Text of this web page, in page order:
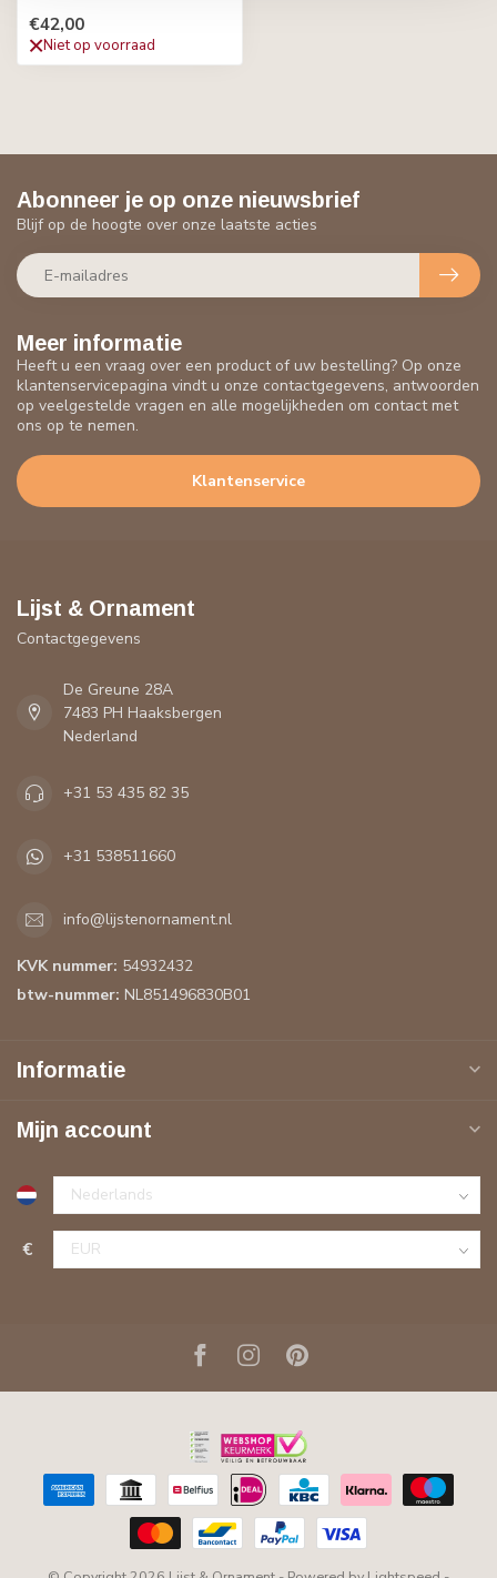
€42,00
Niet op voorraad
Meer informatie
Heeft u een vraag over een product of uw bestelling? Op onze
klantenservicepagina vindt u onze contactgegevens, antwoorden
op veelgestelde vragen en alle mogelijkheden om contact met
ons op te nemen.
Klantenservice
Abonneer je op onze nieuwsbrief
Blijf op de hoogte over onze laatste acties
Lijst & Ornament
Contactgegevens
De Greune 28A
7483 PH Haaksbergen
Nederland
+31 53 435 82 35
+31 538511660
info@lijstenornament.nl
KVK nummer: 54932432
btw-nummer: NL851496830B01
Informatie
Mijn account
€